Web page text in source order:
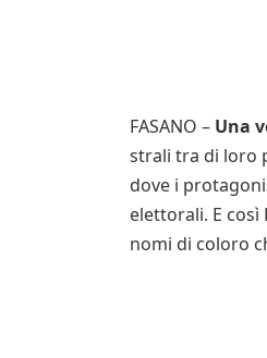
FASANO – Una
strali tra di loro
dove i
elettorali. E
nomi di coloro